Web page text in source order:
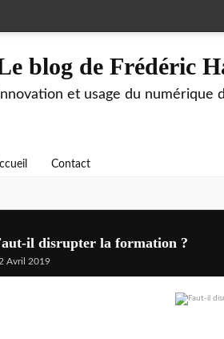
blog de Frédéric
Innovation et usage du numérique
Contact
il disrupter la formation ?
Avril 2019